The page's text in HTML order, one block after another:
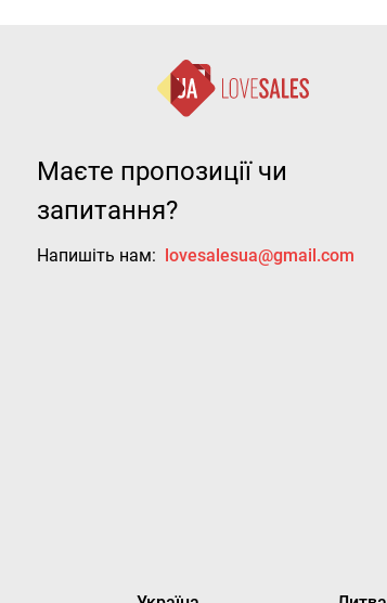
Маєте пропозиції чи
запитання?
Напишіть нам: lovesalesua@gmail.com